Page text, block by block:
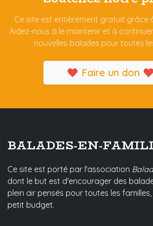
Ce site est entièrement gratuit grâce
Aidez-nous à le maintenir et à
nouvelles balades pour toutes
Faire un don
BALADES-EN-
Ce site est porté par l'association
dont le but est d'encourager des
plein air pensés pour toutes les
petit budget.